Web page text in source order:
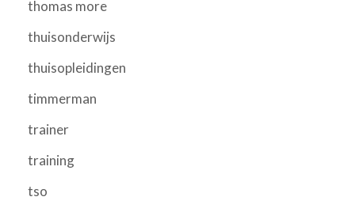
thomas more
thuisonderwijs
thuisopleidingen
timmerman
trainer
training
tso